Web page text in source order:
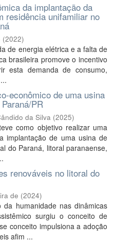
da implantação da
residência unifamiliar no
(2022)
de energia elétrica e a falta de
brasileira promove o incentivo
esta demanda de consumo,
econômico de uma usina
PR
da Silva (2025)
como objetivo realizar uma
implantação de uma usina de
do Paraná, litoral paranaense,
renováveis no litoral do
de (2024)
humanidade nas dinâmicas
surgiu o conceito de
conceito impulsiona a adoção
afim ...